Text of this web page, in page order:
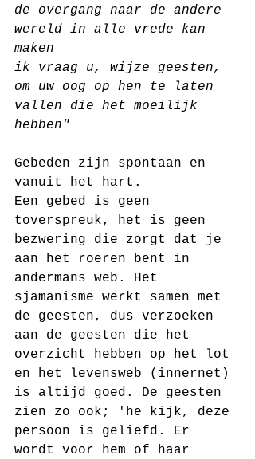
de overgang naar de andere
wereld in alle vrede kan
maken
ik vraag u, wijze geesten,
om uw oog op hen te laten
vallen die het moeilijk
hebben"
Gebeden zijn spontaan en
vanuit het hart.
Een gebed is geen
toverspreuk, het is geen
bezwering die zorgt dat je
aan het roeren bent in
andermans web. Het
sjamanisme werkt samen met
de geesten, dus verzoeken
aan de geesten die het
overzicht hebben op het lot
en het levensweb (innernet)
is altijd goed. De geesten
zien zo ook; 'he kijk, deze
persoon is geliefd. Er
wordt voor hem of haar